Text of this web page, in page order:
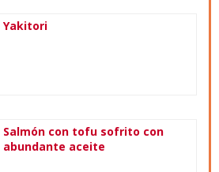
Yakitori
Salmón con tofu sofrito con
abundante aceite